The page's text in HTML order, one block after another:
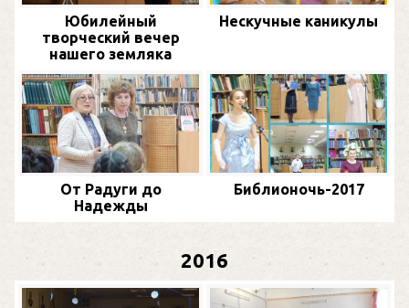
Юбилейный
творческий вечер
нашего земляка
Нескучные каникулы
От Радуги до
Надежды
Библионочь-2017
2016